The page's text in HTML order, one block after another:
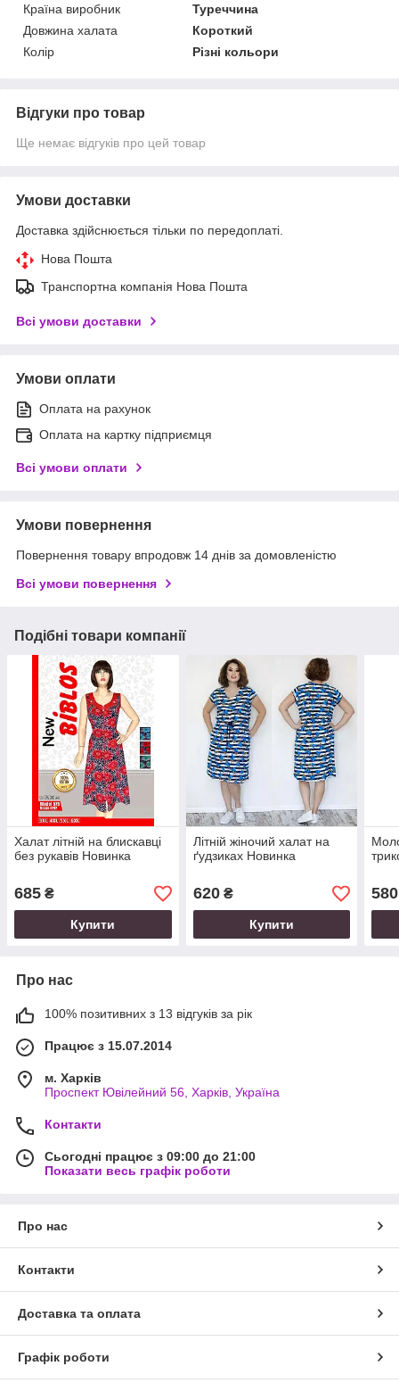
Країна виробник
Туреччина
Довжина халата
Короткий
Колір
Різні кольори
Відгуки про товар
Ще немає відгуків про цей товар
Умови доставки
Доставка здійснюється тільки по передоплаті.
Нова Пошта
Транспортна компанія Нова Пошта
Всі умови доставки
Умови оплати
Оплата на рахунок
Оплата на картку підприємця
Всі умови оплати
Умови повернення
Повернення товару впродовж 14 днів за домовленістю
Всі умови повернення
Подібні товари компанії
Халат літній на блискавці
без рукавів Новинка
685 ₴
Купити
Літній жіночий халат на
ґудзиках Новинка
620₴
Купити
580
Про нас
100% позитивних з 13 відгуків за рік
Працює з 15.07.2014
м. Харків
Проспект Ювілейний 56, Харків, Україна
Контакти
Сьогодні працює з 09:00 до 21:00
Показати весь графік роботи
Про нас
Контакти
Доставка та оплата
Графік роботи